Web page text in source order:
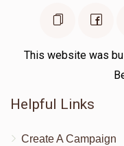
This website was
Helpful Links
Create A Campaign